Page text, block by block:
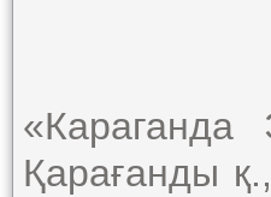
«Караганда
Қарағанды